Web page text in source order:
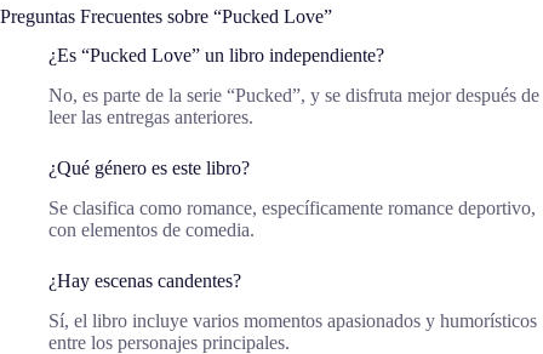
Preguntas Frecuentes sobre “Pucked Love”
¿Es “Pucked Love” un libro independiente?
No, es parte de la serie “Pucked”, y se disfruta mejor después de
leer las entregas anteriores.
¿Qué género es este libro?
Se clasifica como romance, específicamente romance deportivo,
con elementos de comedia.
¿Hay escenas candentes?
Sí, el libro incluye varios momentos apasionados y humorísticos
entre los personajes principales.